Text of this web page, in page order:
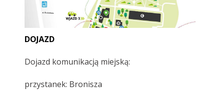
DOJAZD
Dojazd komunikacją miejską:
przystanek: Bronisza